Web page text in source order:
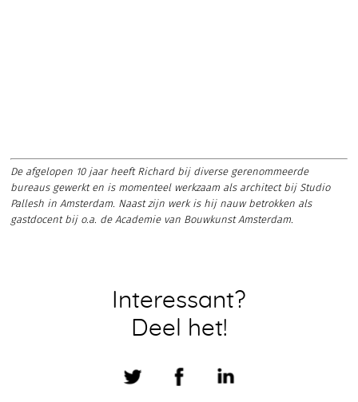
De afgelopen 10 jaar heeft Richard bij diverse gerenommeerde
bureaus gewerkt en is momenteel werkzaam als architect bij Studio
Pallesh in Amsterdam. Naast zijn werk is hij nauw betrokken als
gastdocent bij o.a. de Academie van Bouwkunst Amsterdam.
Interessant?
Deel het!